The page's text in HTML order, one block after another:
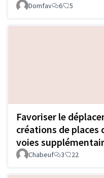
Domfav 6 5
Favoriser le
créations de
voies
Chabeuf 3 22